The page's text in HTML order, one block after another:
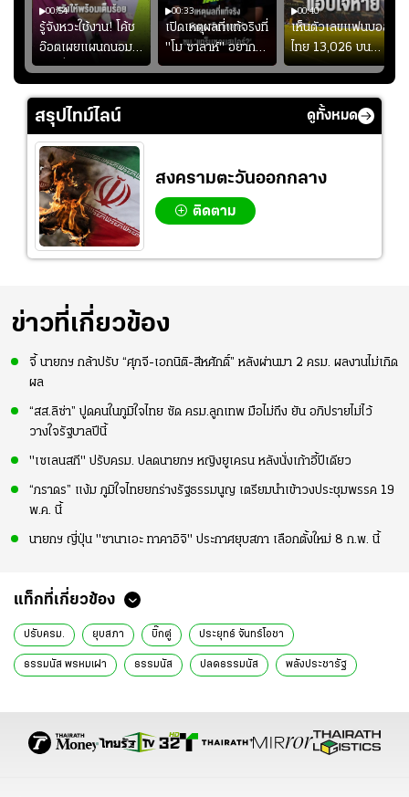
00:54
รู้จังหวะใช้งาน! โค้ช
อ๊อตเผยแผนถนอม
“บุ๋มบิ๋ม” เพื่อรักษา
ร่างกายให้พร้อมที่สุด
00:33
เปิดเหตุผลที่แท้จริงที่
"โม ซาลาห์" อยาก
ย้ายซบ "แทร็บซอนส
ปอร์"
00:40
เห็นตัวเลขแฟนบอล
ไทย 13,026 บน
สกอร์บอร์ดแล้วแอบ
ใจหาย น้อยกว่านัดที่
แล้วเจอมาเลเซียตั้ง
สรุปไทม์ไลน์ ดูทั้งหมด
สงครามตะวันออกกลาง
ติดตาม
ข่าวที่เกี่ยวข้อง
จี้ นายกฯ กล้าปรับ “ศุภจี-เอกนิติ-สีหศักดิ์” หลังผ่านมา 2 ครม. ผลงานไม่เกิด
ผล
“สส.ลิซ่า” ปูดคนในภูมิใจไทย ซัด ครม.ลูกเทพ มือไม่ถึง ยัน อภิปรายไม่ไว้
วางใจรัฐบาลปีนี้
"เซเลนสกี" ปรับครม. ปลดนายกฯ หญิงยูเครน หลังนั่งเก้าอี้ปีเดียว
“ภราดร” แง้ม ภูมิใจไทยยกร่างรัฐธรรมนูญ เตรียมนำเข้าวงประชุมพรรค 19
พ.ค. นี้
นายกฯ ญี่ปุ่น "ซานาเอะ ทาคาอิจิ" ประกาศยุบสภา เลือกตั้งใหม่ 8 ก.พ. นี้
แท็กที่เกี่ยวข้อง
ปรับครม. ยุบสภา บิ๊กตู่ ประยุทธ์ จันทร์โอชา
ธรรมนัส พรหมเผ่า ธรรมนัส ปลดธรรมนัส พลังประชารัฐ